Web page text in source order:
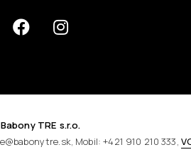
TRE s.r.o.
Mobil: +421 910 210 333,